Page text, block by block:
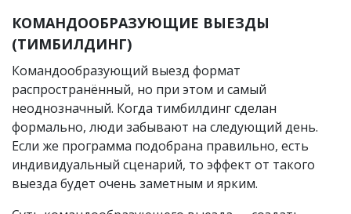
КОМАНДООБРАЗУЮЩИЕ ВЫЕЗДЫ
(ТИМБИЛДИНГ)
Командообразующий выезд формат
распространённый, но при этом и самый
неоднозначный. Когда тимбилдинг сделан
формально, люди забывают на следующий день.
Если же программа подобрана правильно, есть
индивидуальный сценарий, то эффект от такого
выезда будет очень заметным и ярким.